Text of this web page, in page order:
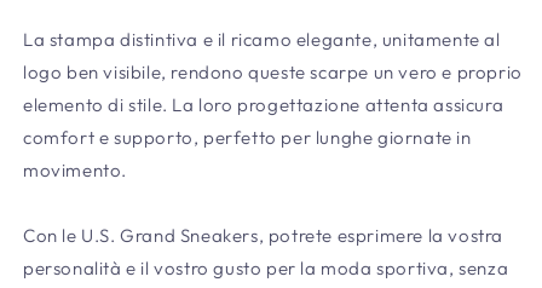
La stampa distintiva e il ricamo elegante, unitamente al
logo ben visibile, rendono queste scarpe un vero e proprio
elemento di stile. La loro progettazione attenta assicura
comfort e supporto, perfetto per lunghe giornate in
movimento.
Con le U.S. Grand Sneakers, potrete esprimere la vostra
personalità e il vostro gusto per la moda sportiva, senza